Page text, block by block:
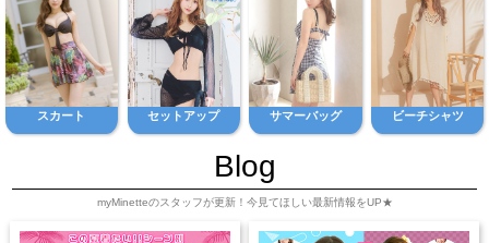
スカート セットアップ サマーバッグ ビーチシャツ
Blog
myMinetteのスタッフが更新！今見てほしい最新情報をUP★